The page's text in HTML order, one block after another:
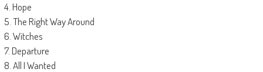
4. Hope
5. The Right Way Around
6. Witches
7. Departure
8. All I Wanted